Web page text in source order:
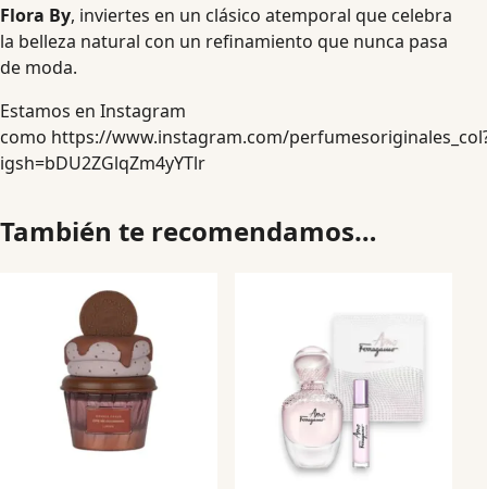
Flora By, inviertes en un clásico atemporal que celebra
la belleza natural con un refinamiento que nunca pasa
de moda.
Estamos en Instagram
como https://www.instagram.com/
igsh=bDU2ZGlqZm4yYTlr
También te recomendamos…